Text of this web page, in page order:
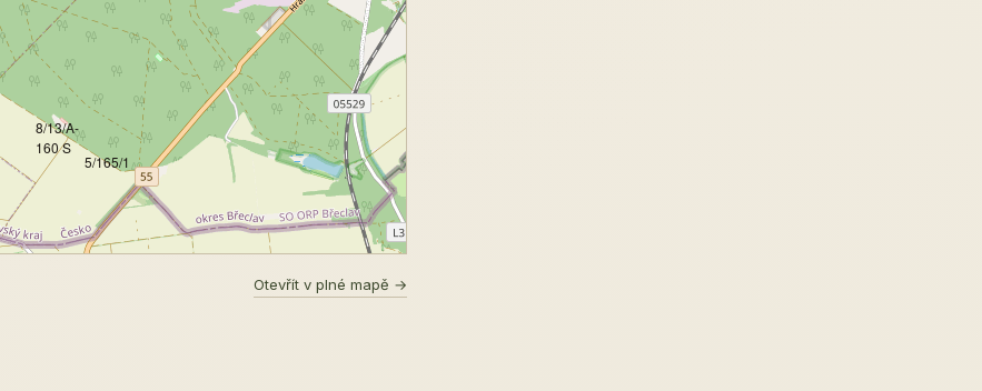
8/13/A-
160 S
5/165/1
Otevřít v plné mapě →